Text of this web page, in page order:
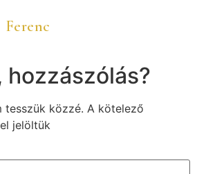
hozzászólás?
tesszük közzé. A kötelező
jelöltük